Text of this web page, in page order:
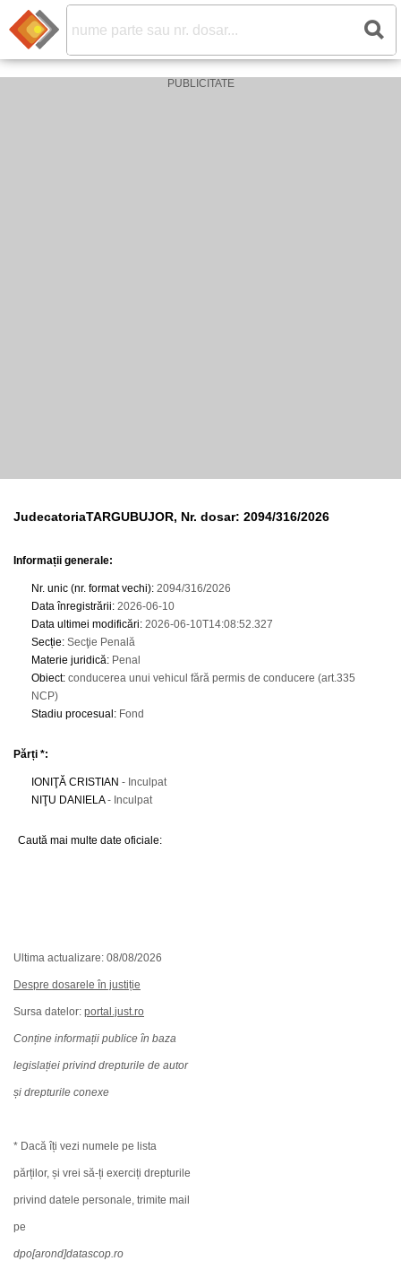
JudecatoriaTARGUBUJOR, Nr. dosar: 2094/316/2026
Informații generale:
Nr. unic (nr. format vechi): 2094/316/2026
Data înregistrării: 2026-06-10
Data ultimei modificări: 2026-06-10T14:08:52.327
Secție: Secţie Penală
Materie juridică: Penal
Obiect: conducerea unui vehicul fără permis de conducere (art.335
NCP)
Stadiu procesual : Fond
Părți *:
IONIŢĂ CRISTIAN - Inculpat
NIŢU DANIELA- Inculpat
Caută mai multe date oficiale:
Ultima actualizare: 08/08/2026
Despre dosarele în justiție
Sursa datelor: portal.just.ro
Conține informații publice în baza
legislației privind drepturile de autor
și drepturile conexe
* Dacă îți vezi numele pe lista
părților, și vrei să-ți exerciți drepturile
privind datele personale, trimite mail
pe
dpo[arond]datascop.ro